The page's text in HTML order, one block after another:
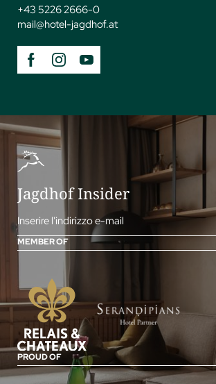
+43 5226 2666-0
mail@hotel-jagdhof.at
Jagdhof Insider
Inserire l'indirizzo e-mail
MEMBER OF
PROUD OF